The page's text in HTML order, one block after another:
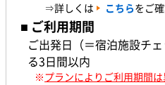
⇒詳しくは
こちらをご
■ ご利用期間
ご出発日（＝宿泊施設チ
る3日間以内
※プランによりご利用期間は